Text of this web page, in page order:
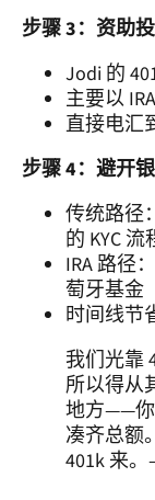
步骤 3：资助
Jodi 的
主要以
直接电汇
步骤 4：避开
传统路径
的 KYC 流
IRA 路径
萄牙基金
时间线节
我们光靠
所以得从
地方——你
凑齐总额
401k 来